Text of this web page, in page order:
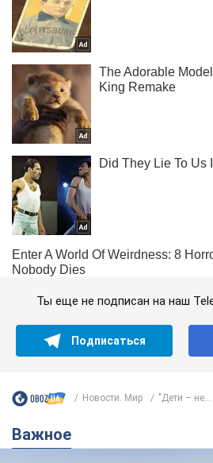
Ты еще не подписан на наш
Подписаться
Новости. Мир "Дети – не...
Важное